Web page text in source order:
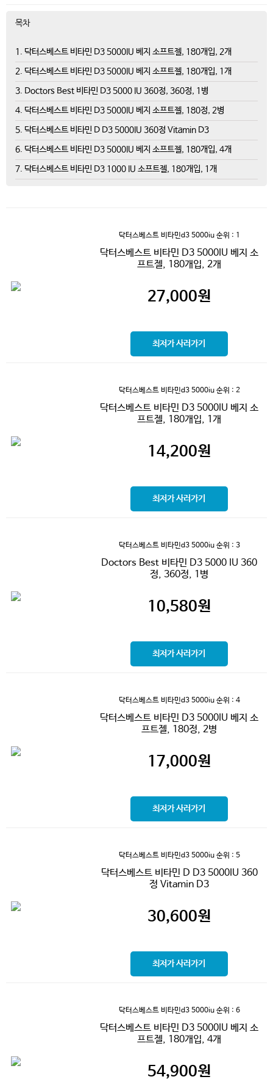
목차
1. 닥터스베스트 비타민 D3 5000IU 베지 소프트젤, 180개입, 2개
2. 닥터스베스트 비타민 D3 5000IU 베지 소프트젤, 180개입, 1개
3. Doctors Best 비타민 D3 5000 IU 360정, 360정, 1병
4. 닥터스베스트 비타민 D3 5000IU 베지 소프트젤, 180정, 2병
5. 닥터스베스트 비타민 D D3 5000IU 360정 Vitamin D3
6. 닥터스베스트 비타민 D3 5000IU 베지 소프트젤, 180개입, 4개
7. 닥터스베스트 비타민 D3 1000 IU 소프트젤, 180개입, 1개
닥터스베스트 비타민d3 5000iu순위 : 1
닥터스베스트 비타민 D3 5000IU 베지 소
프트젤, 180개입, 2개
27,000원
최저가 사러가기
닥터스베스트 비타민d3 5000iu순위 : 2
닥터스베스트 비타민 D3 5000IU 베지 소
프트젤, 180개입, 1개
14,200원
최저가 사러가기
닥터스베스트 비타민d3 5000iu순위 : 3
Doctors Best 비타민 D3 5000 IU 360
정, 360정, 1병
10,580원
최저가 사러가기
닥터스베스트 비타민d3 5000iu순위 : 4
닥터스베스트 비타민 D3 5000IU 베지 소
프트젤, 180정, 2병
17,000원
최저가 사러가기
닥터스베스트 비타민d3 5000iu순위 : 5
닥터스베스트 비타민 D D3 5000IU 360
정 Vitamin D3
30,600원
최저가 사러가기
닥터스베스트 비타민d3 5000iu순위 : 6
닥터스베스트 비타민 D3 5000IU 베지 소
프트젤, 180개입, 4개
54,900원